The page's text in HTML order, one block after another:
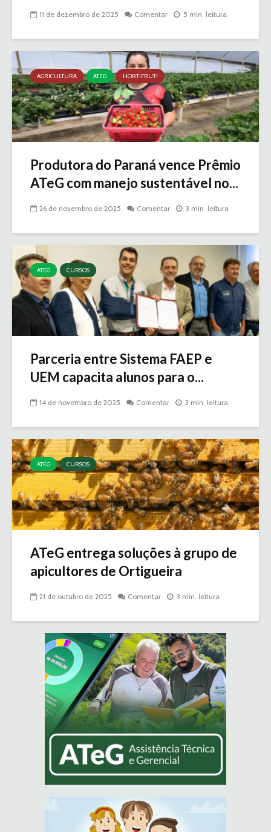
11 de dezembro de 2025 Comentar 5 min. leitura
AGRICULTURA ATEG HORTIFRUTI
Produtora do Paraná vence Prêmio
ATeG com manejo sustentável no...
26 de novembro de 2025 Comentar 3 min. leitura
ATEG CURSOS
Parceria entre Sistema FAEP e
UEM capacita alunos para o...
14 de novembro de 2025 Comentar 3 min. leitura
ATEG CURSOS
ATeG entrega soluções à grupo de
apicultores de Ortigueira
21 de outubro de 2025 Comentar 3 min. leitura